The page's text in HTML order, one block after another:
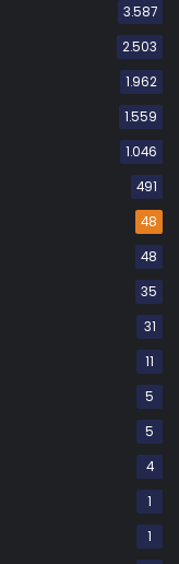
3.587
2.503
1.962
1.559
1.046
491
48
48
35
31
11
5
5
4
1
1